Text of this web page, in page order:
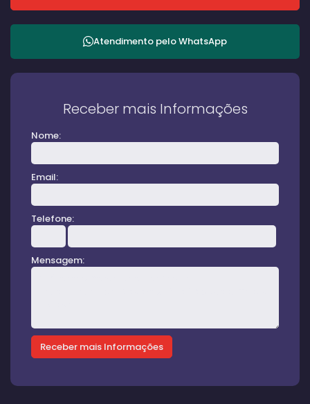
Atendimento peloWhatsApp
Receber mais Informações
Nome:
Email:
Telefone:
Mensagem: